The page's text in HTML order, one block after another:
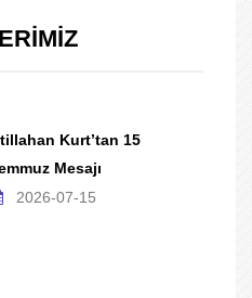
Kurt’tan 15
Mesajı
2026-07-15